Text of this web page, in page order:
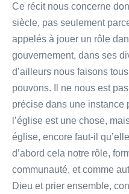
Ce récit nous concerne
siècle, pas seulement
appelés à jouer un rôle
gouvernement, dans ses
d’ailleurs nous faisons
pouvons. Il ne nous est
précise dans une instance
l’église est une chose,
église, encore faut-il
d’abord cela notre rôle,
communauté, et comme
Dieu et prier ensemble,